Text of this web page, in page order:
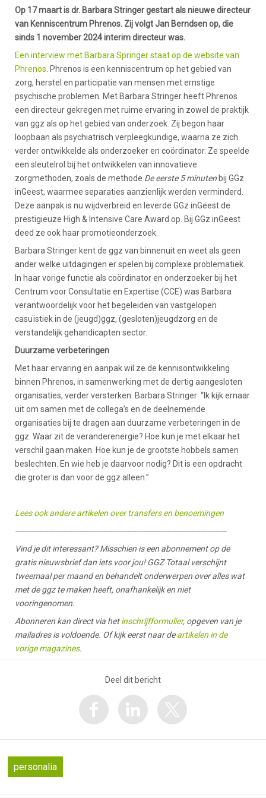
Op 17 maart is dr. Barbara Stringer gestart als nieuwe directeur
van Kenniscentrum Phrenos. Zij volgt Jan Berndsen op, die
sinds 1 november 2024 interim directeur was.
Een interview met Barbara Springer staat op de website van
Phrenos . Phrenos is een kenniscentrum op het gebied van
zorg, herstel en participatie van mensen met ernstige
psychische problemen. Met Barbara Stringer heeft Phrenos
een directeur gekregen met ruime ervaring in zowel de praktijk
van ggz als op het gebied van onderzoek. Zij begon haar
loopbaan als psychiatrisch verpleegkundige, waarna ze zich
verder ontwikkelde als onderzoeker en coördinator. Ze speelde
een sleutelrol bij het ontwikkelen van innovatieve
zorgmethoden, zoals de methode De eerste 5 minuten bij GGz
inGeest, waarmee separaties aanzienlijk werden verminderd.
Deze aanpak is nu wijdverbreid en leverde GGz inGeest de
prestigieuze High & Intensive Care Award op. Bij GGz inGeest
deed ze ook haar promotieonderzoek.
Barbara Stringer kent de ggz van binnenuit en weet als geen
ander welke uitdagingen er spelen bij complexe problematiek.
In haar vorige functie als coördinator en onderzoeker bij het
Centrum voor Consultatie en Expertise (CCE) was Barbara
verantwoordelijk voor het begeleiden van vastgelopen
casuïstiek in de (jeugd)ggz, (gesloten)jeugdzorg en de
verstandelijk gehandicapten sector.
Duurzame verbeteringen
Met haar ervaring en aanpak wil ze de kennisontwikkeling
binnen Phrenos, in samenwerking met de dertig aangesloten
organisaties, verder versterken. Barbara Stringer: “Ik kijk ernaar
uit om samen met de collega’s en de deelnemende
organisaties bij te dragen aan duurzame verbeteringen in de
ggz. Waar zit de veranderenergie? Hoe kun je met elkaar het
verschil gaan maken. Hoe kun je de grootste hobbels samen
beslechten. En wie heb je daarvoor nodig? Dit is een opdracht
die groter is dan voor de ggz alleen.”
Lees ook andere artikelen over transfers en benoemingen
-----------------------------------------------------------------------------------------
Vind je dit interessant? Misschien is een abonnement op de
gratis nieuwsbrief dan iets voor jou! GGZ Totaal verschijnt
tweemaal per maand en behandelt onderwerpen over alles wat
met de ggz te maken heeft, onafhankelijk en niet
vooringenomen.
Abonneren kan direct via hetinschrijfformulier, opgeven van je
mailadres is voldoende. Of kijk eerst naar deartikelen in de
vorige magazines.
Deel dit bericht
personalia